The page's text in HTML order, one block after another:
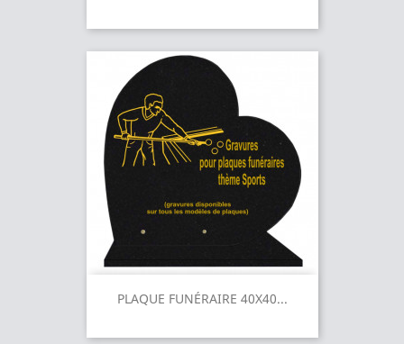
PLAQUE FUNÉRAIRE 40X40...